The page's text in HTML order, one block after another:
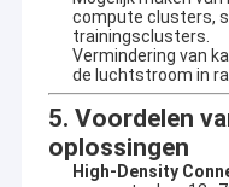
Gevallen
Vraag een offerte
Kabels met
compute clusters,
trainingsclusters.
Vermindering van
de luchtstroom in
5. Voordelen
oplossingen
High-Density
core jumpers,
veldconnectoren en
glasvezel patch panels
serverkasten, indoor en
opto-elektronica hybride
apparaten,Multiplexers
Multiplexing),